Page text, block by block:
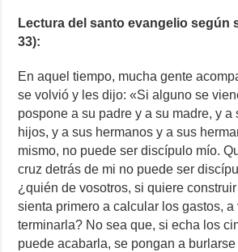
Lectura del santo evangelio según
33):
En aquel tiempo, mucha gente
se volvió y les dijo: «Si alguno se
pospone a su padre y a su madre, y a
hijos, y a sus hermanos y a sus
mismo, no puede ser discípulo mío.
cruz detrás de mi no puede ser
¿quién de vosotros, si quiere
sienta primero a calcular los gastos, a
terminarla? No sea que, si echa los
puede acabarla, se pongan a